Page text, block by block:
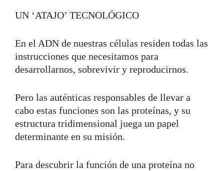
UN ‘ATAJO’ TECNOLÓGICO
En el ADN de nuestras células residen todas las
instrucciones que necesitamos para
desarrollarnos, sobrevivir y reproducirnos.
Pero las auténticas responsables de llevar a
cabo estas funciones son las proteínas, y su
estructura tridimensional juega un papel
determinante en su misión.
Para descubrir la función de una proteína no